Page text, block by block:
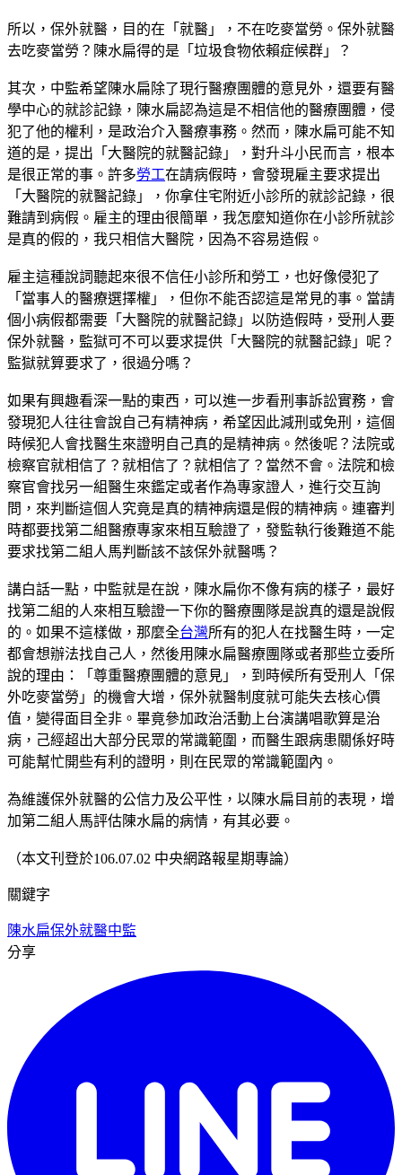
所以，保外就醫，目的在「就醫」，不在吃麥當勞。保外就醫
去吃麥當勞？陳水扁得的是「垃圾食物依賴症候群」？
其次，中監希望陳水扁除了現行醫療團體的意見外，還要有醫
學中心的就診記錄，陳水扁認為這是不相信他的醫療團體，侵
犯了他的權利，是政治介入醫療事務。然而，陳水扁可能不知
道的是，提出「大醫院的就醫記錄」，對升斗小民而言，根本
是很正常的事。許多勞工在請病假時，會發現雇主要求提出
「大醫院的就醫記錄」，你拿住宅附近小診所的就診記錄，很
難請到病假。雇主的理由很簡單，我怎麼知道你在小診所就診
是真的假的，我只相信大醫院，因為不容易造假。
雇主這種說詞聽起來很不信任小診所和勞工，也好像侵犯了
「當事人的醫療選擇權」，但你不能否認這是常見的事。當請
個小病假都需要「大醫院的就醫記錄」以防造假時，受刑人要
保外就醫，監獄可不可以要求提供「大醫院的就醫記錄」呢？
監獄就算要求了，很過分嗎？
如果有興趣看深一點的東西，可以進一步看刑事訴訟實務，會
發現犯人往往會說自己有精神病，希望因此減刑或免刑，這個
時候犯人會找醫生來證明自己真的是精神病。然後呢？法院或
檢察官就相信了？就相信了？就相信了？當然不會。法院和檢
察官會找另一組醫生來鑑定或者作為專家證人，進行交互詢
問，來判斷這個人究竟是真的精神病還是假的精神病。連審判
時都要找第二組醫療專家來相互驗證了，發監執行後難道不能
要求找第二組人馬判斷該不該保外就醫嗎？
講白話一點，中監就是在說，陳水扁你不像有病的樣子，最好
找第二組的人來相互驗證一下你的醫療團隊是說真的還是說假
的。如果不這樣做，那麼全台灣所有的犯人在找醫生時，一定
都會想辦法找自己人，然後用陳水扁醫療團隊或者那些立委所
說的理由：「尊重醫療團體的意見」，到時候所有受刑人「保
外吃麥當勞」的機會大增，保外就醫制度就可能失去核心價
值，變得面目全非。畢竟參加政治活動上台演講唱歌算是治
病，己經超出大部分民眾的常識範圍，而醫生跟病患關係好時
可能幫忙開些有利的證明，則在民眾的常識範圍內。
為維護保外就醫的公信力及公平性，以陳水扁目前的表現，增
加第二組人馬評估陳水扁的病情，有其必要。
（本文刊登於106.07.02 中央網路報星期專論）
關鍵字
陳水扁保外就醫中監
分享